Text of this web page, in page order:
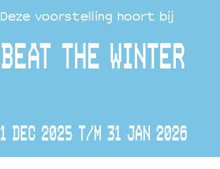
Deze voorstelling hoort bij
BEAT THE WINTER
1 DEC 2025 T/M 31 JAN 2026